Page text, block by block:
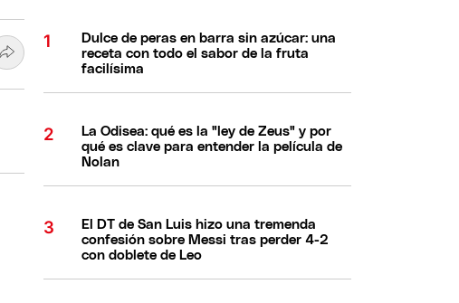
Dulce de peras en barra sin azúcar: una
receta con todo el sabor de la fruta
facilísima
La Odisea: qué es la "ley de Zeus" y por
qué es clave para entender la película de
Nolan
El DT de San Luis hizo una tremenda
confesión sobre Messi tras perder 4-2
con doblete de Leo